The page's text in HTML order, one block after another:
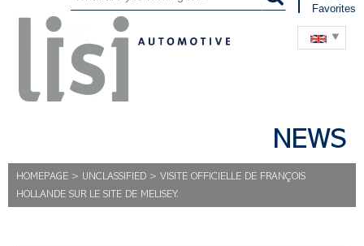
Favorites
NEWS
HOMEPAGE > UNCLASSIFIED > VISITE OFFICIELLE DE FRANÇOIS
HOLLANDE SUR LE SITE DE MELISEY.